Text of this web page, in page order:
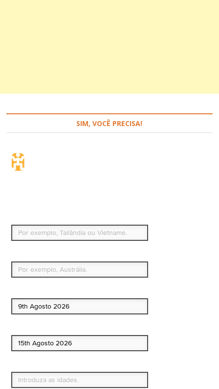
SIM, VOCÊ PRECISA!